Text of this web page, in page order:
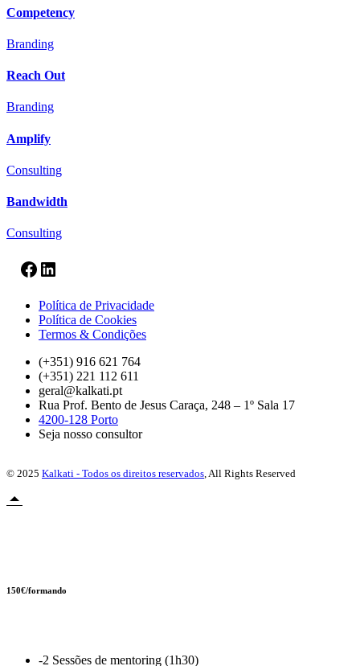
Competency
Branding
Reach Out
Branding
Amplify
Consulting
Bandwidth
Consulting
Facebook
LinkedIn
Política de Privacidade
Política de Cookies
Termos & Condições
(+351) 916 621 764
(+351) 221 112 611
geral@kalkati.pt
Rua Prof. Bento de Jesus Caraça, 248 – 1º Sala 17
4200-128 Porto
Seja nosso consultor
© 2025 Kalkati - Todos os direitos reservados, All Rights Reserved
150€/formando
-2 Sessões de mentoring (1h30)